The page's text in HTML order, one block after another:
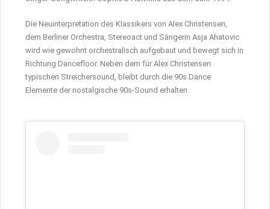
Die Neuinterpretation des Klassikers von Alex Christensen,
dem Berliner Orchestra, Stereoact und Sängerin Asja Ahatovic
wird wie gewohnt orchestralisch aufgebaut und bewegt sich in
Richtung Dancefloor. Neben dem für Alex Christensen
typischen Streichersound, bleibt durch die 90s Dance
Elemente der nostalgische 90s-Sound erhalten.